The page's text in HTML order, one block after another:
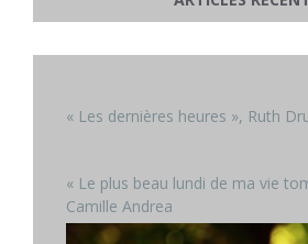
« Les dernières heures », Ruth
« Le plus beau lundi de ma vie
Camille Andrea